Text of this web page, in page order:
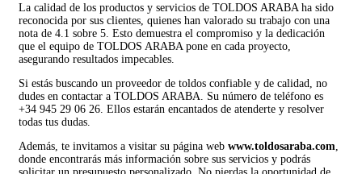
La calidad de los productos y servicios de TOLDOS ARABA ha sido
reconocida por sus clientes, quienes han valorado su trabajo con una
nota de 4.1 sobre 5. Esto demuestra el compromiso y la dedicación
que el equipo de TOLDOS ARABA pone en cada proyecto,
asegurando resultados impecables.
Si estás buscando un proveedor de toldos confiable y de calidad, no
dudes en contactar a TOLDOS ARABA. Su número de teléfono es
+34 945 29 06 26. Ellos estarán encantados de atenderte y resolver
todas tus dudas.
Además, te invitamos a visitar su página web www.toldosaraba.com
donde encontrarás más información sobre sus servicios y podrás